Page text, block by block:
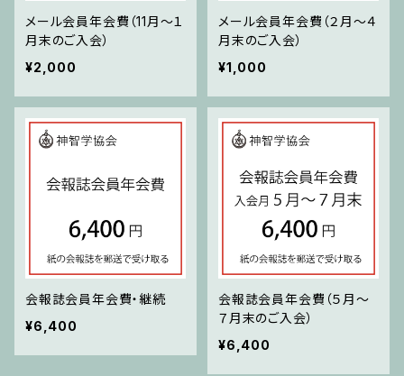
メール会員年会費（11月～１
月末のご入会）
¥2,000
メール会員年会費（２月～４
月末のご入会）
¥1,000
会報誌会員年会費・継続
¥6,400
会報誌会員年会費（５月～
７月末のご入会）
¥6,400